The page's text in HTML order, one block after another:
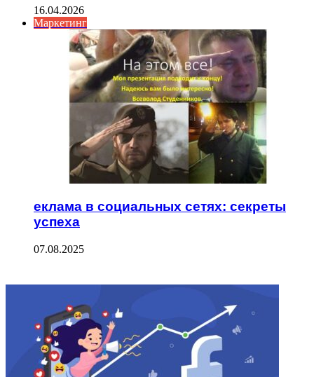
16.04.2026
Маркетинг
еклама в социальных сетях: секреты
успеха
07.08.2025